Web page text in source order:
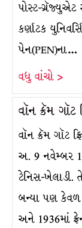
પોસ્ટ-ગ્રૅજ્યુએટ
કર્ણાટક
પેન(PEN)ના…
વધુ વાંચો >
વૉન ક્રૅમ ગૉટ
વૉન ક્રૅમ ગૉટ
અ. 9 નવેમ્બર
ટેનિસ-ખેલાડી.
બન્યા પણ
અને 1936માં